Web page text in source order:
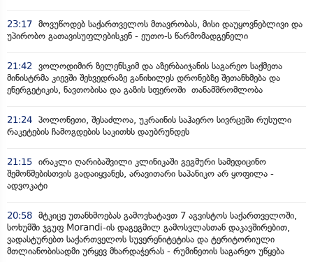
23:17 მოვუწოდებ საქართველოს მთავრობას, მისი დაუყოვნებლივი და
უპირობო გათავისუფლებისკენ - ეუთო-ს წარმომადგენელი
21:42
ვოლოდიმირ ზელენსკიმ და აზერბაიჯანის საგარეო საქმეთა
მინისტრმა კიევში შეხვედრაზე განიხილეს დრონებზე შეთანხმება და
ენერგეტიკის, ნავთობისა და გაზის სფეროში თანამშრომლობა
21:24 პოლონეთი, შესაძლოა, უკრაინის საჰაერო სივრცეში რუსული
რაკეტების ჩამოგდების საკითხს დაუბრუნდეს
21:15 ირაკლი ღარიბაშვილი კლინიკაში გეგმური სამედიცინო
შემოწმებისთვის გადაიყვანეს, არავითარი საპანიკო არ ყოფილა -
ადვოკატი
20:58 მტკიცე უთანხმოებას გამოვხატავთ 7 აგვისტოს საქართველოში,
სოხუმში ჯგუფ Morandi-ის დაგეგმილ გამოსვლასთან დაკავშირებით,
ვადასტურებთ საქართველოს სუვერენიტეტისა და ტერიტორიული
მთლიანობისადმი ურყევ მხარდაჭერას - რუმინეთის საგარეო უწყება